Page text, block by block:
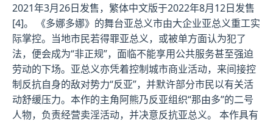
2021年3月26日发售，繁体中文版于2022年8月12日发售
[4]。 《多娜多娜》的舞台亚总义市由大企业亚总义重工实
际掌控。当地市民若得罪亚总义，或被单方面认为犯了
法，便会成为“非正规”，面临不能享用公共服务甚至强迫
劳动的下场。亚总义亦凭着控制城市商业活动，来间接控
制反抗自身的敌对势力“反亚”，并默许部分市民以有关活
动舒缓压力。本作的主角阿熊乃反亚组织“那由多”的二号
人物，负责经营卖淫活动，并决意反抗亚总义。 本作具有